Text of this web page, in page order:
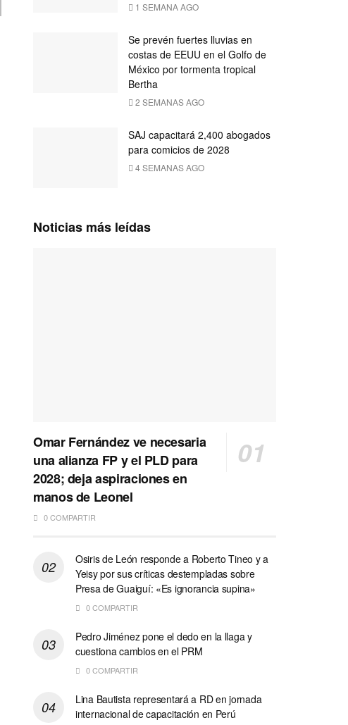
1 SEMANA AGO
Se prevén fuertes lluvias en
costas de EEUU en el Golfo de
México por tormenta tropical
Bertha
2 SEMANAS AGO
SAJ capacitará 2,400 abogados
para comicios de 2028
4 SEMANAS AGO
Noticias más leídas
Omar Fernández ve necesaria
una alianza FP y el PLD para
2028; deja aspiraciones en
manos de Leonel
0 COMPARTIR
Osiris de León responde a Roberto Tineo y a
Yeisy por sus críticas destempladas sobre
Presa de Guaiguí: «Es ignorancia supina»
0 COMPARTIR
Pedro Jiménez pone el dedo en la llaga y
cuestiona cambios en el PRM
0 COMPARTIR
Lina Bautista representará a RD en jornada
internacional de capacitación en Perú